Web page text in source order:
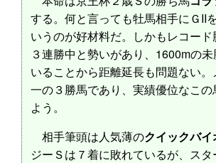
する。何と言っても牡馬相手にＧII
いうのが好材料だ。しかもレコード
３連勝中と勢いがあり、1600mの
いることから距離延長も問題ない
一の３勝馬であり、実績優位なこの
よう。
相手筆頭は人気薄のクイックバイ
ジーＳは７着に敗れているが、ス